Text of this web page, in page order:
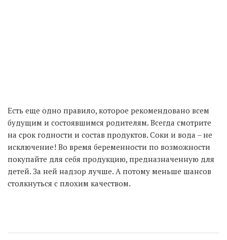
Есть еще одно правило, которое рекомендовано всем
будущим и состоявшимся родителям. Всегда смотрите
на срок годности и состав продуктов. Соки и вода – не
исключение! Во время беременности по возможности
покупайте для себя продукцию, предназначенную для
детей. За ней надзор лучше. А потому меньше шансов
столкнуться с плохим качеством.